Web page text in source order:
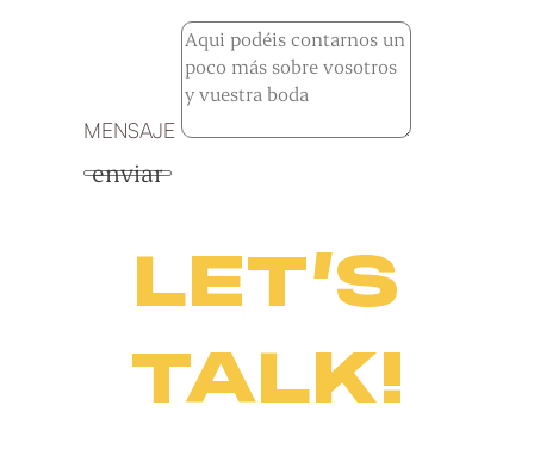
MENSAJE
enviar
LET’S
TALK!